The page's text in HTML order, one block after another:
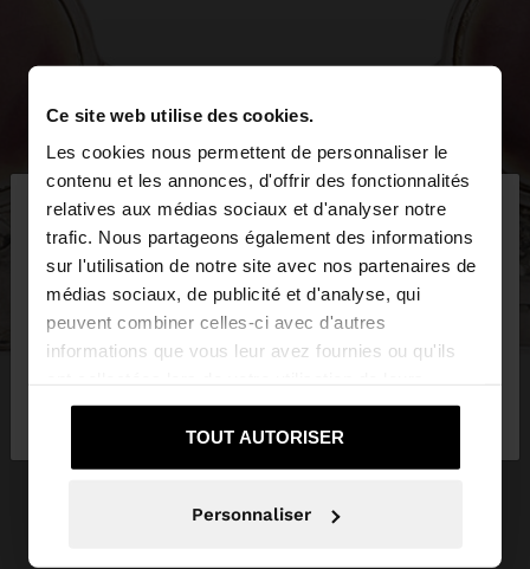
Ce site web utilise des cookies.
Les cookies nous permettent de personnaliser le
contenu et les annonces, d'offrir des fonctionnalités
relatives aux médias sociaux et d'analyser notre
trafic. Nous partageons également des informations
sur l'utilisation de notre site avec nos partenaires de
médias sociaux, de publicité et d'analyse, qui
peuvent combiner celles-ci avec d'autres
informations que vous leur avez fournies ou qu'ils
services.
TOUT AUTORISER
Personnaliser
bonjour ×
Vous accédez au site depuis Belgique. Voulez-vous
parcourir notre site au United States?